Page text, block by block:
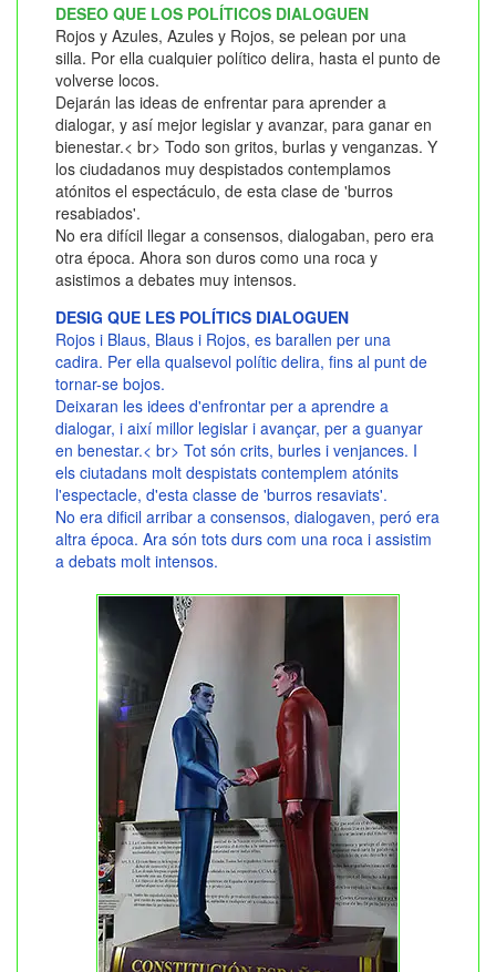
DESEO QUE LOS POLÍTICOS DIALOGUEN
Rojos y Azules, Azules y Rojos, se pelean por una
silla. Por ella cualquier político delira, hasta el punto de
volverse locos.
Dejarán las ideas de enfrentar para aprender a
dialogar, y así mejor legislar y avanzar, para ganar en
bienestar.< br> Todo son gritos, burlas y venganzas. Y
los ciudadanos muy despistados contemplamos
atónitos el espectáculo, de esta clase de 'burros
resabiados'.
No era difícil llegar a consensos, dialogaban, pero era
otra época. Ahora son duros como una roca y
asistimos a debates muy intensos.
DESIG QUE LES POLÍTICS DIALOGUEN
Rojos i Blaus, Blaus i Rojos, es barallen per una
cadira. Per ella qualsevol polític delira, fins al punt de
tornar-se bojos.
Deixaran les idees d'enfrontar per a aprendre a
dialogar, i així millor legislar i avançar, per a guanyar
en benestar.< br> Tot són crits, burles i venjances. I
els ciutadans molt despistats contemplem atónits
l'espectacle, d'esta classe de 'burros resaviats'.
No era dificil arribar a consensos, dialogaven, peró era
altra época. Ara són tots durs com una roca i assistim
a debats molt intensos.